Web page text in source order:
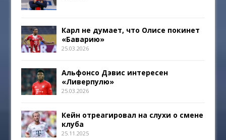
Карл не думает, что Олисе покинет
«Баварию»
25.03.2026
Альфонсо Дэвис интересен
«Ливерпулю»
25.03.2026
Кейн отреагировал на слухи о смене
клуба
25.11.2025